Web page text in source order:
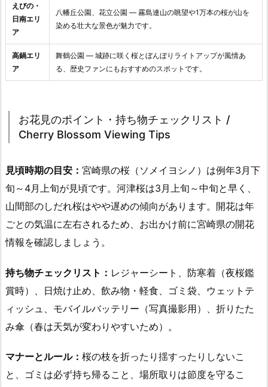
えびの・
日南エリ
ア
八幡丘公園、花立公園 ― 霧島連山の眺望や1万本の桜が山を
染める壮大な景色が魅力です。
高鍋エリ
ア
舞鶴公園 ― 城跡に咲く桜とぼんぼりライトアップが風情あ
る、歴史ファンにもおすすめのスポットです。
お花見のポイント・持ち物チェックリスト /
Cherry Blossom Viewing Tips
見頃時期の目安： 宮崎県の桜（ソメイヨシノ）は例年3月下
旬～4月上旬が見頃です。河津桜は3月上旬～中旬と早く、
山間部のしだれ桜はやや遅めの傾向があります。開花は年
ごとの気温に左右されるため、お出かけ前に宮崎県の開花
情報を確認しましょう。
持ち物チェックリスト： レジャーシート、防寒着（夜桜鑑
賞時）、日焼け止め、飲み物・軽食、ゴミ袋、ウェットテ
ィッシュ、モバイルバッテリー（写真撮影用）、折りたた
み傘（春は天気が変わりやすいため）。
マナーとルール： 桜の枝を折ったり揺すったりしないこ
と、ゴミは必ず持ち帰ること、場所取りは節度を守るこ